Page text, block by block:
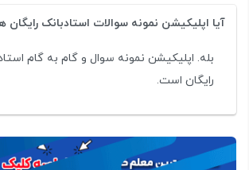
آیا اپلیکیشن نمونه سوالات استادبانک رایگان
بله. اپلیکیشن نمونه سوال و گام به گام
رایگان است.